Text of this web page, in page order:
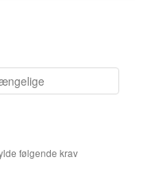
følgende krav